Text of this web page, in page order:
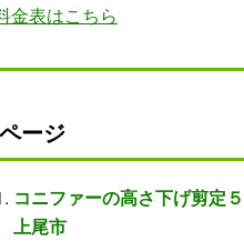
表はこちら
ージ
コニファーの高さ下げ剪定
上尾市